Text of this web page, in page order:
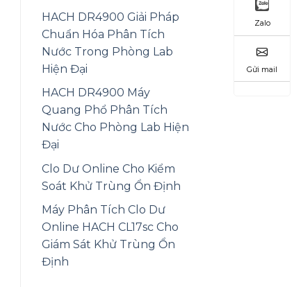
HACH DR4900 Giải Pháp
Chuẩn Hóa Phân Tích
Nước Trong Phòng Lab
Hiện Đại
HACH DR4900 Máy
Quang Phổ Phân Tích
Nước Cho Phòng Lab Hiện
Đại
Clo Dư Online Cho Kiểm
Soát Khử Trùng Ổn Định
Máy Phân Tích Clo Dư
Online HACH CL17sc Cho
Giám Sát Khử Trùng Ổn
Định
Zalo
Gửi mail